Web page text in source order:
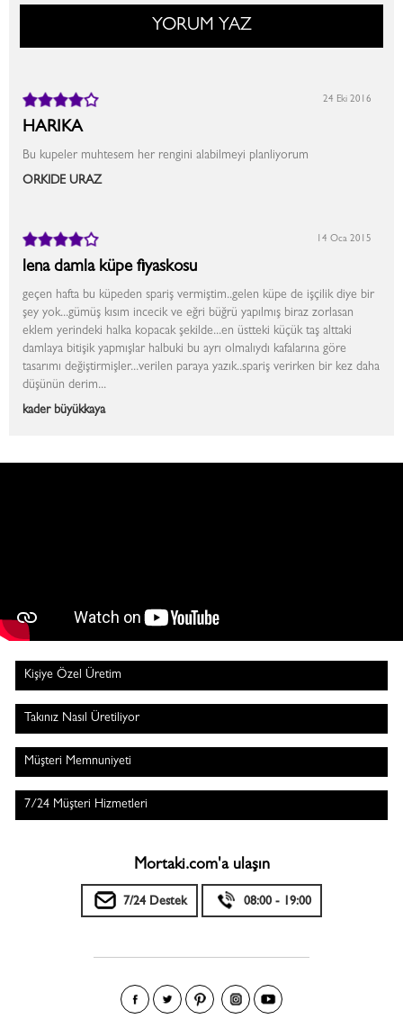
YORUM YAZ
HARIKA
Bu kupeler muhtesem her rengini alabilmeyi planliyorum
ORKIDE URAZ
24 Eki 2016
lena damla küpe fiyaskosu
geçen hafta bu küpeden spariş vermiştim..gelen küpe de işçilik diye bir
şey yok...gümüş kısım incecik ve eğri büğrü yapılmış biraz zorlasan
eklem yerindeki halka kopacak şekilde...en üstteki küçük taş alttaki
damlaya bitişik yapmışlar halbuki bu ayrı olmalıydı kafalarına göre
tasarımı değiştirmişler...verilen paraya yazık..spariş verirken bir kez daha
düşünün derim...
kader büyükkaya
14 Oca 2015
Kişiye Özel Üretim
Takınız Nasıl Üretiliyor
Müşteri Memnuniyeti
7/24 Müşteri Hizmetleri
Mortaki.com'a ulaşın
7/24 Destek 08:00 - 19:00